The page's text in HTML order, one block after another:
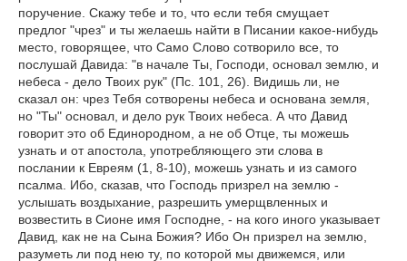
поручение. Скажу тебе и то, что если тебя смущает
предлог "чрез" и ты желаешь найти в Писании какое-нибудь
место, говорящее, что Само Слово сотворило все, то
послушай Давида: "в начале Ты, Господи, основал землю, и
небеса - дело Твоих рук" (Пс. 101, 26). Видишь ли, не
сказал он: чрез Тебя сотворены небеса и основана земля,
но "Ты" основал, и дело рук Твоих небеса. А что Давид
говорит это об Единородном, а не об Отце, ты можешь
узнать и от апостола, употребляющего эти слова в
послании к Евреям (1, 8-10), можешь узнать и из самого
псалма. Ибо, сказав, что Господь призрел на землю -
услышать воздыхание, разрешить умерщвленных и
возвестить в Сионе имя Господне, - на кого иного указывает
Давид, как не на Сына Божия? Ибо Он призрел на землю,
разуметь ли под нею ту, по которой мы движемся, или